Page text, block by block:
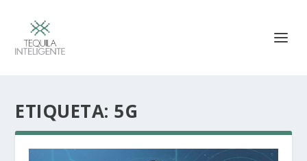
ETIQUETA: 5G